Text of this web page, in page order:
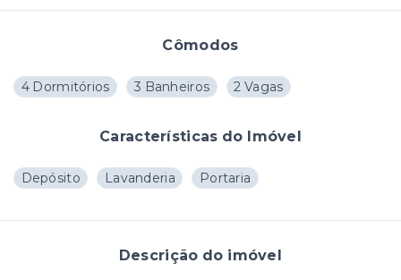
Cômodos
4 Dormitórios 3 Banheiros 2 Vagas
Características do Imóvel
Depósito Lavanderia Portaria
Descrição do imóvel